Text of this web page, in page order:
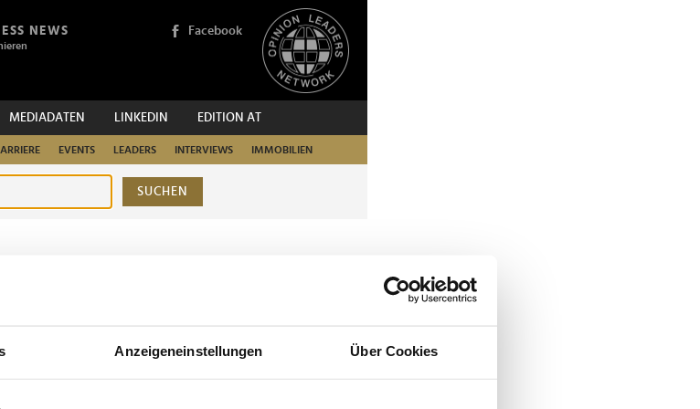
Anzeigeneinstellungen Über Cookies
NEWS Facebook
MEDIADATEN LINKEDIN EDITION AT
EVENTS LEADERS INTERVIEWS IMMOBILIEN
SUCHEN